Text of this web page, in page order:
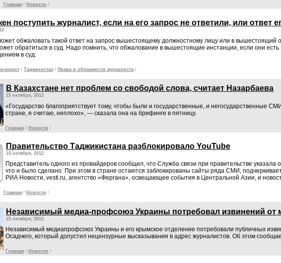
Главная / Новости /
поступить журналист, если на его запрос не ответили, или ответ
обжаловать такой ответ на запрос вышестоящему должностному лицу или в вышестоящий
обратиться в суд. Надо помнить, что обжалование в вышестоящие инстанции, если они есть
в суд.
юрист / Таджикистан / Права и обязанности журналиста /
В Казахстане нет проблем со свободой слова, считает Назарбаева
15 октября, 2012
«Государство благоприятствует тому, чтобы были и государственные, и негосударственные
стране, я считаю, неплохо», — сказала она на брифинге в пятницу.
Главная / Новости /
Правительство Таджикистана разблокировало YouTube
15 октября, 2012
Представитель одного из провайдеров сообщил, что Служба связи при правительстве указала
что и было сделано. При этом в стране остаются заблокированы сайты ряда СМИ,
РИА Новости, vesti.ru, агентство «Фергана», освещающее события в Центральной Азии, и
Главная / Новости /
Независимый медиа-профсоюз Украины потребовал извинений от
15 октября, 2012
Независимый медиапрофсоюз Украины и его крымское отделение потребовали публичных
Осадчего, который допустил нецензурные высказывания в адрес журналистов. Об этом
Главная / Новости /